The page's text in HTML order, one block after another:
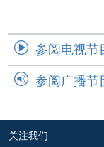
参阅电视节
参阅广播节
关注我们